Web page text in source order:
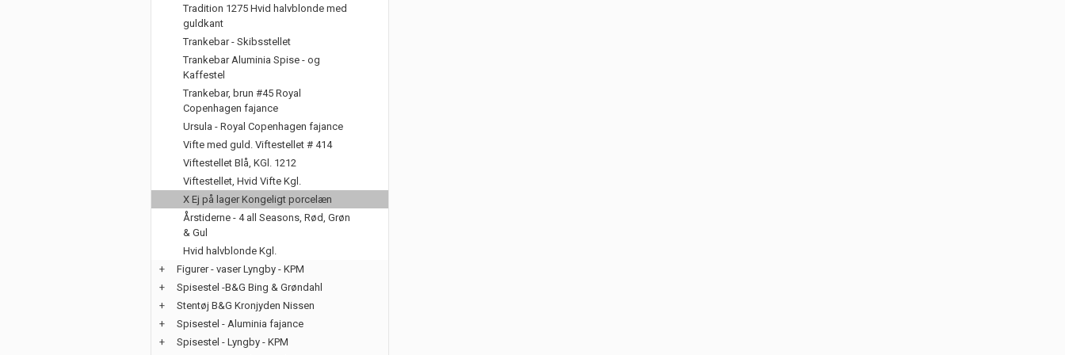
Tradition 1275 Hvid halvblonde med
guldkant
Trankebar - Skibsstellet
Trankebar Aluminia Spise - og
Kaffestel
Trankebar, brun #45 Royal
Copenhagen fajance
Ursula - Royal Copenhagen fajance
Vifte med guld. Viftestellet # 414
Viftestellet Blå, KGl. 1212
Viftestellet, Hvid Vifte Kgl.
X Ej på lager Kongeligt porcelæn
Årstiderne - 4 all Seasons, Rød, Grøn
& Gul
Hvid halvblonde Kgl.
+
Figurer - vaser Lyngby - KPM
+
Spisestel -B&G Bing & Grøndahl
+
Stentøj B&G Kronjyden Nissen
+
Spisestel - Aluminia fajance
+
Spisestel - Lyngby - KPM